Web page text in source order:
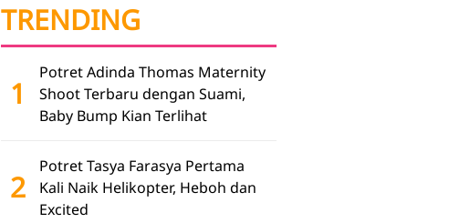
TRENDING
1
Potret Adinda Thomas Maternity
Shoot Terbaru dengan Suami,
Baby Bump Kian Terlihat
2
Potret Tasya Farasya Pertama
Kali Naik Helikopter, Heboh dan
Excited